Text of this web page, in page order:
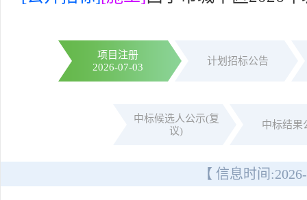
项目注册
2026-07-03
计划招标公告
中标候选人公示(复
议)
中标结果
【 信息时间: